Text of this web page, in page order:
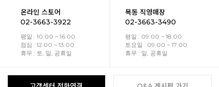
온라인 스토어
02-3663-3922
평일 : 10:00 ~ 16:00
점심 : 12:00 ~ 13:00
휴무 : 토, 일, 공휴일
목동 직영매장
02-3663-3490
평일 : 09:00 ~ 18:00
토요일 : 09:00 ~ 17:00
휴무 : 일, 공휴일